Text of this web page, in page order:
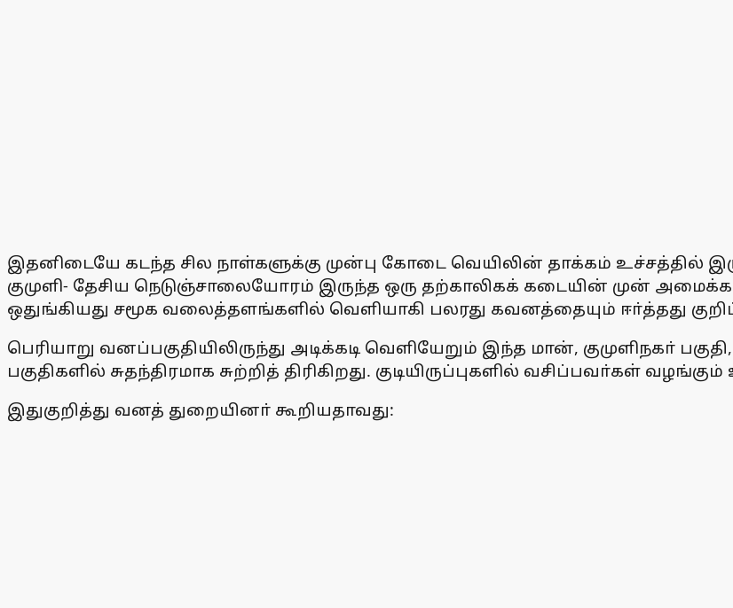
இதனிடையே கடந்த சில நாள்களுக்கு முன்பு கோடை வெயிலின் தாக்கம் உச்சத்தில்
குமுளி- தேசிய நெடுஞ்சாலையோரம் இருந்த ஒரு தற்காலிகக் கடையின் முன்
ஒதுங்கியது சமூக வலைத்தளங்களில் வெளியாகி பலரது கவனத்தையும் ஈா்த்தது
பெரியாறு வனப்பகுதியிலிருந்து அடிக்கடி வெளியேறும் இந்த மான், குமுளிநகா்
பகுதிகளில் சுதந்திரமாக சுற்றித் திரிகிறது. குடியிருப்புகளில்
இதுகுறித்து வனத் துறையினா் கூறியதாவது: